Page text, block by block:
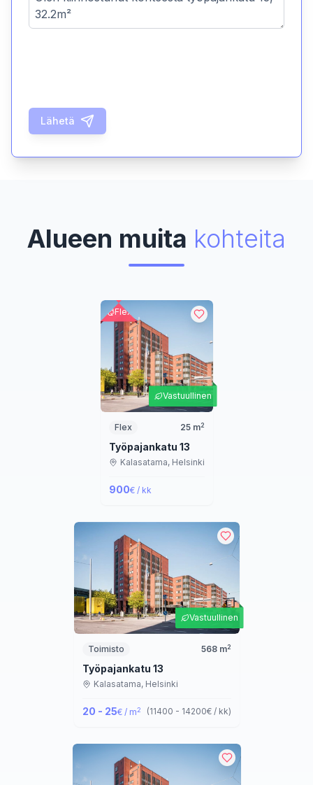
Lähetä
Alueen muita kohteita
Vastuullinen
Flex
Flex 25m2
Työpajankatu 13
Kalasatama, Helsinki
900€ / kk
Vastuullinen
Toimisto 568m2
Työpajankatu 13
Kalasatama, Helsinki
20 - 25€ / m2 (11400 - 14200€ / kk)